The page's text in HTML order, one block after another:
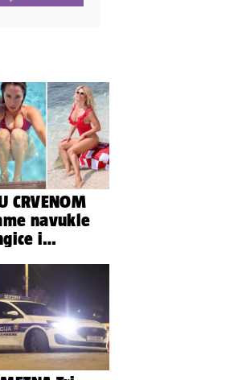
CRVENOM
navukle
i